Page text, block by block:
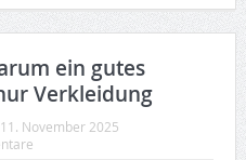
ein gutes
Verkleidung
11. November 2025